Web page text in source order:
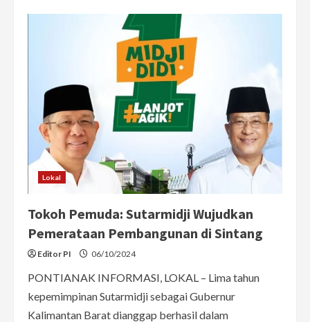
Letakkan
Pertama
Pembangunan
Fastabiqul
di
Bengkayang
Lokal
Tokoh Pemuda: Sutarmidji Wujudkan
Pemerataan Pembangunan di Sintang
Editor PI 06/10/2024
PONTIANAK INFORMASI, LOKAL – Lima tahun
kepemimpinan Sutarmidji sebagai Gubernur
Kalimantan Barat dianggap berhasil dalam